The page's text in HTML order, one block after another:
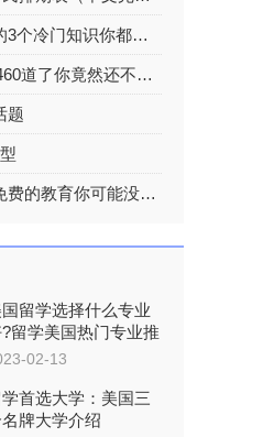
雅思听力备考中的3个冷门知识你都了解吗？
GRE数学机经都460道了你竟然还不知道？！！
题
国际化的环境、免费的教育你可能没那么了解挪威
国留学选择什么专业
留学美国热门专业推
02-13
学首选大学：美国三
牌大学介绍